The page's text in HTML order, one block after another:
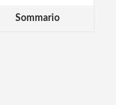
Sommario